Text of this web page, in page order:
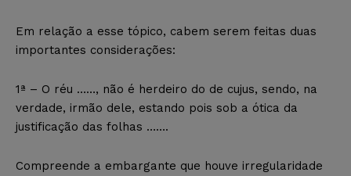
Em relação a esse tópico, cabem serem feitas duas
importantes considerações:
1ª – O réu ……, não é herdeiro do de cujus, sendo, na
verdade, irmão dele, estando pois sob a ótica da
justificação das folhas …….
Compreende a embargante que houve irregularidade